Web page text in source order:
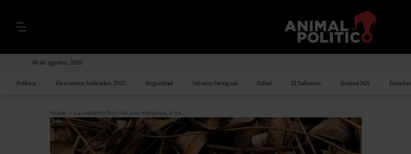
08 de agosto, 2026
Política Elecciones Judiciales 2025 Seguridad México Desigual Salud El Sabueso Animal MX Estados
Home > La metamorfósis de una mariposa, a través de un iPhone 4S